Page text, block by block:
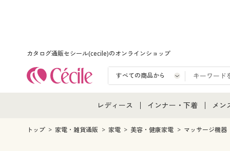
カタログ通販セシール(cecile)のオンラインショップ
レディース
レディース通販すべて
インナー・下着
インナー・下着通販すべ
メン
メン
トップ 家電・雑貨通販 家電 美容・健康家電 マッサージ機器